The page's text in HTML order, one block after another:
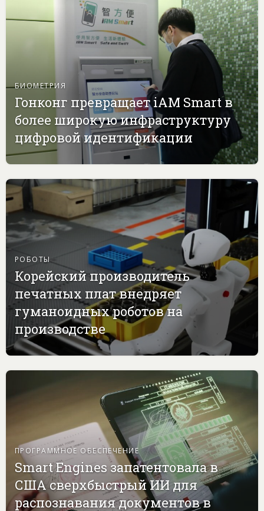
БИОМЕТРИЯ
Гонконг превращает iAM Smart в
более широкую инфраструктуру
цифровой идентификации
РОБОТЫ
Корейский производитель
печатных плат внедряет
гуманоидных роботов на
производстве
ПРОГРАММНОЕ ОБЕСПЕЧЕНИЕ
Smart Engines запатентовала в
США сверхбыстрый ИИ для
распознавания документов в